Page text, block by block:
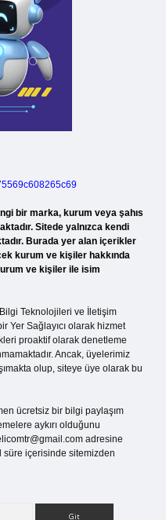
bir marka, kurum veya şahıs
Sitede yalnızca kendi
Burada yer alan içerikler
kurum ve kişiler hakkında
ve kişiler ile isim
Teknolojileri ve İletişim
Yer Sağlayıcı olarak hizmet
proaktif olarak denetleme
Ancak, üyelerimiz
olup, siteye üye olarak bu
ücretsiz bir bilgi paylaşım
aykırı olduğunu
adresine
içerisinde sitemizden